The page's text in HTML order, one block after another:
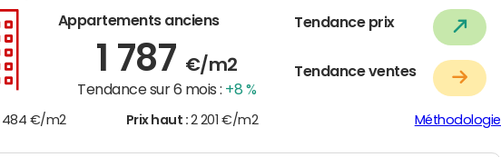
Appartements anciens
1 787 €/m2
Tendance sur 6 mois : +8 %
Tendance prix
Tendance ventes
1 484 €/m2 Prix haut : 2 201 €/m2 Méthodologie